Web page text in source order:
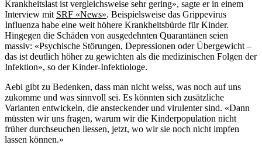
Krankheitslast ist vergleichsweise sehr gering», sagte er in einem
Interview mit SRF «News». Beispielsweise das Grippevirus
Influenza habe eine weit höhere Krankheitsbürde für Kinder.
Hingegen die Schäden von ausgedehnten Quarantänen seien
massiv: «Psychische Störungen, Depressionen oder Übergewicht –
das ist deutlich höher zu gewichten als die medizinischen Folgen der
Infektion», so der Kinder-Infektiologe.
Aebi gibt zu Bedenken, dass man nicht weiss, was noch auf uns
zukomme und was sinnvoll sei. Es könnten sich zusätzliche
Varianten entwickeln, die ansteckender und virulenter sind. «Dann
müssten wir uns fragen, warum wir die Kinderpopulation nicht
früher durchseuchen liessen, jetzt, wo wir sie noch nicht impfen
lassen können.»